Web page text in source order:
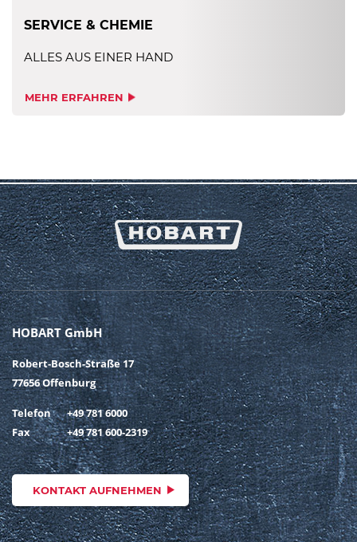
SERVICE & CHEMIE
ALLES AUS EINER HAND
MEHR ERFAHREN
HOBART GmbH
Robert-Bosch-Straße 17
77656 Offenburg
Telefon
+49 781 6000
Fax
+49 781 600-2319
KONTAKT AUFNEHMEN